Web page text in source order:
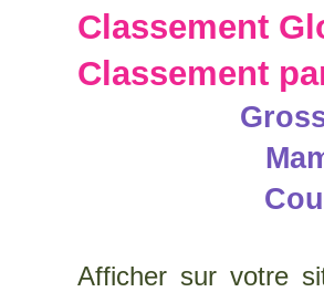
Classement
Classement
Afficher sur votre